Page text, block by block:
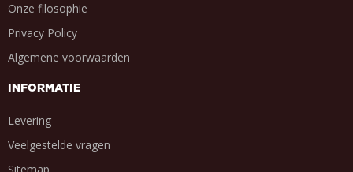
Onze filosophie
Privacy Policy
Algemene voorwaarden
INFORMATIE
Levering
Veelgestelde vragen